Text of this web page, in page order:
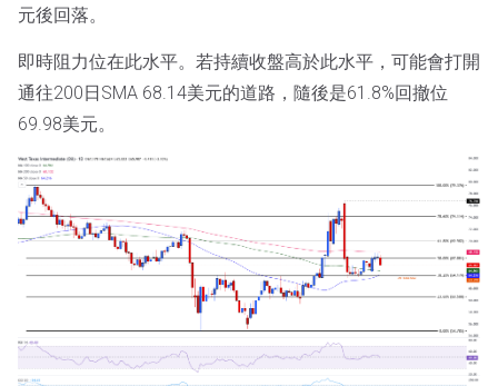
元後回落。
即時阻力位在此水平。若持續收盤高於此水平，可能會打開
通往200日SMA 68.14美元的道路，隨後是61.8%回撤位
69.98美元。